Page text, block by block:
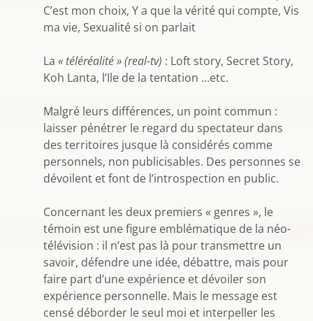
C’est mon choix, Y a que la vérité qui compte, Vis
ma vie, Sexualité si on parlait
La« téléréalité » (real-tv) : Loft story, Secret Story,
Koh Lanta, l’Ile de la tentation ...etc.
Malgré leurs différences, un point commun :
laisser pénétrer le regard du spectateur dans
des territoires jusque là considérés comme
personnels, non publicisables. Des personnes se
dévoilent et font de l’introspection en public.
Concernant les deux premiers « genres », le
témoin est une figure emblématique de la néo-
télévision : il n’est pas là pour transmettre un
savoir, défendre une idée, débattre, mais pour
faire part d’une expérience et dévoiler son
expérience personnelle. Mais le message est
censé déborder le seul moi et interpeller les